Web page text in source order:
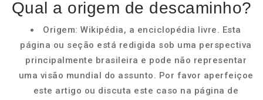
Qual a origem de descaminho?
Origem: Wikipédia, a enciclopédia livre. Esta
página ou seção está redigida sob uma perspectiva
principalmente brasileira e pode não representar
uma visão mundial do assunto. Por favor aperfeiçoe
este artigo ou discuta este caso na página de